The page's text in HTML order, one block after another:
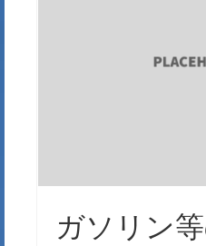
ガソリン